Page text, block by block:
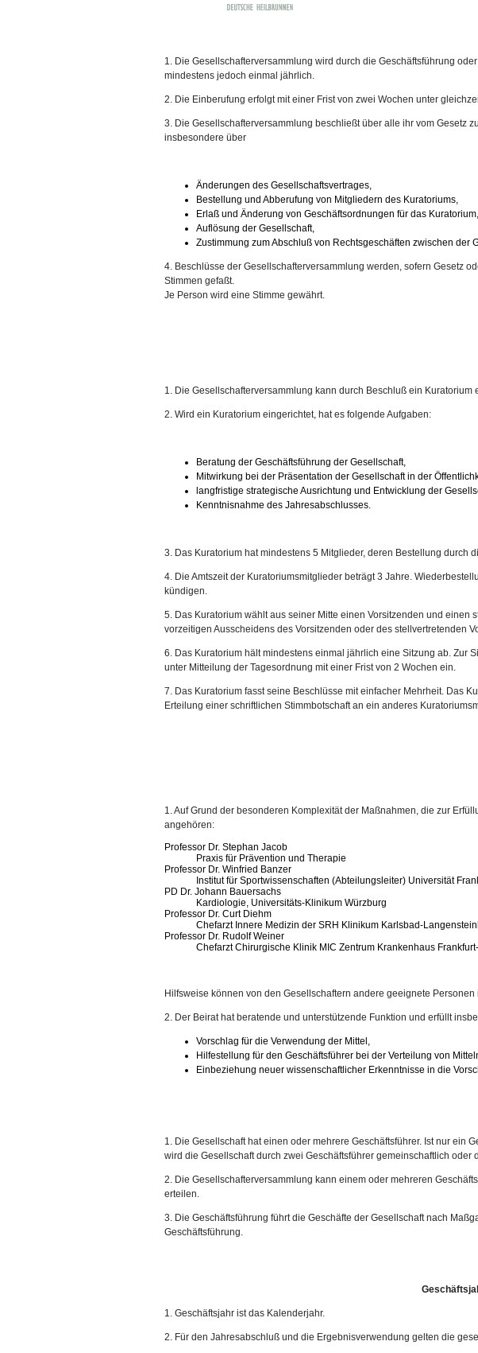
1. Die Gesellschafterversammlung wird durch die Geschäftsführung
mindestens jedoch einmal jährlich.
2. Die Einberufung erfolgt mit einer Frist von zwei Wochen unter
3. Die Gesellschafterversammlung beschließt über alle ihr vom Gesetz
insbesondere über
Änderungen des Gesellschaftsvertrages,
Bestellung und Abberufung von Mitgliedern des Kuratoriums,
Erlaß und Änderung von Geschäftsordnungen für das
Auflösung der Gesellschaft,
Zustimmung zum Abschluß von Rechtsgeschäften zwischen der
4. Beschlüsse der Gesellschafterversammlung werden, sofern Gesetz
Stimmen gefaßt.
Je Person wird eine Stimme gewährt.
1. Die Gesellschafterversammlung kann durch Beschluß ein Kuratorium
2. Wird ein Kuratorium eingerichtet, hat es folgende Aufgaben:
Beratung der Geschäftsführung der Gesellschaft,
Mitwirkung bei der Präsentation der Gesellschaft in der
langfristige strategische Ausrichtung und Entwicklung der
Kenntnisnahme des Jahresabschlusses.
3. Das Kuratorium hat mindestens 5 Mitglieder, deren Bestellung durch
4. Die Amtszeit der Kuratoriumsmitglieder beträgt 3 Jahre.
kündigen.
5. Das Kuratorium wählt aus seiner Mitte einen Vorsitzenden und einen
vorzeitigen Ausscheidens des Vorsitzenden oder des stellvertretenden
6. Das Kuratorium hält mindestens einmal jährlich eine Sitzung ab. Zur
unter Mitteilung der Tagesordnung mit einer Frist von 2 Wochen ein.
7. Das Kuratorium fasst seine Beschlüsse mit einfacher Mehrheit. Das
Erteilung einer schriftlichen Stimmbotschaft an ein anderes
1. Auf Grund der besonderen Komplexität der Maßnahmen, die zur
angehören:
Professor Dr. Stephan Jacob
Praxis für Prävention und Therapie
Professor Dr. Winfried Banzer
Institut für Sportwissenschaften (Abteilungsleiter) Universität
PD Dr. Johann Bauersachs
Kardiologie, Universitäts-Klinikum Würzburg
Professor Dr. Curt Diehm
Chefarzt Innere Medizin der SRH Klinikum Karlsbad-
Professor Dr. Rudolf Weiner
Chefarzt Chirurgische Klinik MIC Zentrum Krankenhaus
Hilfsweise können von den Gesellschaftern andere geeignete
2. Der Beirat hat beratende und unterstützende Funktion und erfüllt
Vorschlag für die Verwendung der Mittel,
Hilfestellung für den Geschäftsführer bei der Verteilung von
Einbeziehung neuer wissenschaftlicher Erkenntnisse in die
1. Die Gesellschaft hat einen oder mehrere Geschäftsführer. Ist nur ein
wird die Gesellschaft durch zwei Geschäftsführer gemeinschaftlich
2. Die Gesellschafterversammlung kann einem oder mehreren
erteilen.
3. Die Geschäftsführung führt die Geschäfte der Gesellschaft nach
Geschäftsführung.
1. Geschäftsjahr ist das Kalenderjahr.
2. Für den Jahresabschluß und die Ergebnisverwendung gelten die